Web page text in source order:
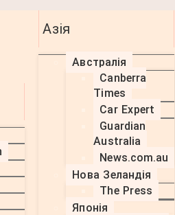
Азія
Австралія
Canberra
Times
Car Expert
Guardian
Australia
News.com.au
Нова Зеландія
The Press
Японія
загроза: Як